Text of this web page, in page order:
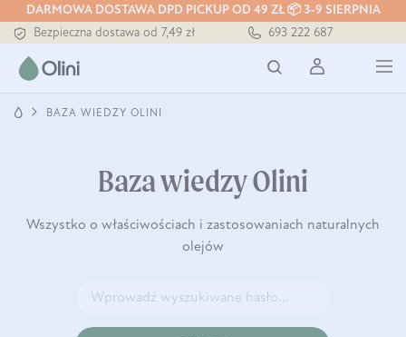
DARMOWA DOSTAWA DPD PICKUP OD 49 ZŁ 📦 3-9 SIERPNIA
Bezpieczna dostawa od 7,49 zł
Darmowa dostawa od 199 zł
Tłoczony zawsze na zimno
693 222 687
BAZA WIEDZY OLINI
Baza wiedzy Olini
Wszystko o właściwościach i zastosowaniach naturalnych
olejów